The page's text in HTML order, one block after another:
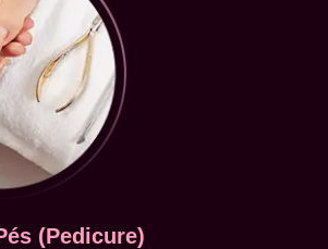
(Pedicure)